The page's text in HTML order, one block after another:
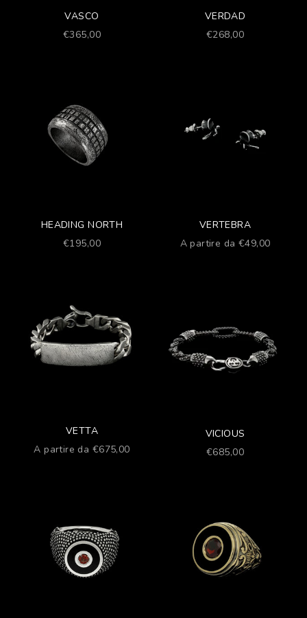
VASCO
Prezzo scontato
€365,00
VERDAD
Prezzo scontato
€268,00
HEADING NORTH
Prezzo scontato
€195,00
VERTEBRA
Prezzo scontato
A partire da €49,00
VETTA
Prezzo scontato
A partire da €675,00
VICIOUS
Prezzo scontato
€685,00